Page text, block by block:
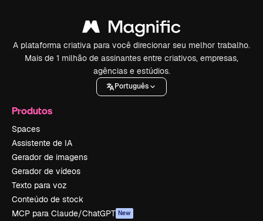
A plataforma criativa para você direcionar seu melhor trabalho.
Mais de 1 milhão de assinantes entre criativos, empresas,
agências e estúdios.
Português
Produtos
Spaces
Assistente de IA
Gerador de imagens
Gerador de vídeos
Texto para voz
Conteúdo de stock
MCP para Claude/ChatGPT New